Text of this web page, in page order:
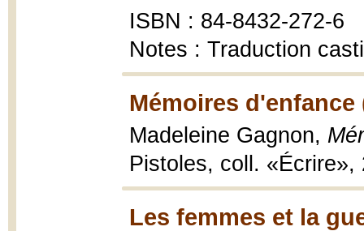
ISBN : 84-8432-272-6
Notes : Traduction
Mémoires d'enfance
Madeleine Gagnon,
Pistoles, coll. «Écrire»,
Les femmes et la